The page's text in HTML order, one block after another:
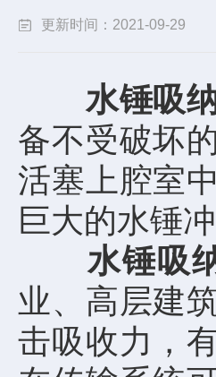
更新时间：2021-09-29
水锤吸
备不受破坏
活塞上腔室
巨大的水锤
水锤吸
业、高层建
击吸收力，